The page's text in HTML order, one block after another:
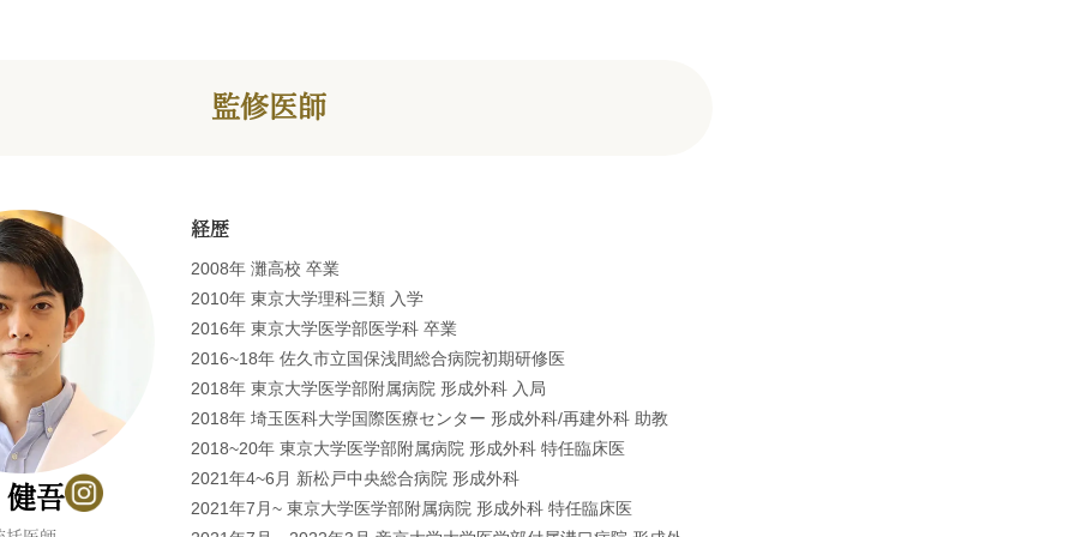
監修医師
健吾
経歴
2008年 灘高校 卒業
2010年 東京大学理科三類 入学
2016年 東京大学医学部医学科 卒業
2016~18年 佐久市立国保浅間総合病院初期研修医
2018年 東京大学医学部附属病院 形成外科 入局
2018年 埼玉医科大学国際医療センター 形成外科/再建外科 助教
2018~20年 東京大学医学部附属病院 形成外科 特任臨床医
2021年4~6月 新松戸中央総合病院 形成外科
2021年7月~ 東京大学医学部附属病院 形成外科 特任臨床医